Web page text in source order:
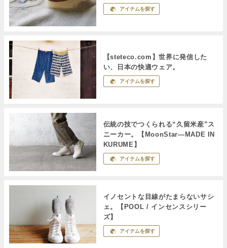
アイテムを探す
【steteco.com】世界に発信した
い、日本の快適ウェア。
アイテムを探す
伝統の技でつくられる“久留米産”ス
ニーカー。【MoonStar―MADE IN
KURUME】
アイテムを探す
イノセントな目線がたまらないサシ
ェ。【POOL / インセンスシリー
ズ】
アイテムを探す